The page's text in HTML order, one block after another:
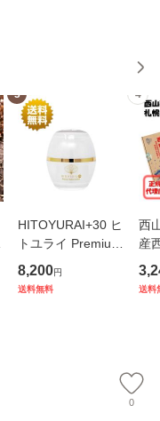
3
HITOYURAI+30 ヒ
トユライ Premium
EXtract Cream プ
レミアムエクスト
8,200円
送料無料
4
西
産
ト
産
送料
0